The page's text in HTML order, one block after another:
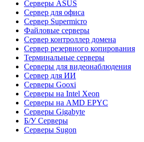
Серверы ASUS
Сервер для офиса
Сервер Supermicro
Файловые серверы
Сервер контроллер домена
Сервер резервного копирования
Терминальные серверы
Серверы для видеонаблюдения
Сервер для ИИ
Серверы Gooxi
Серверы на Intel Xeon
Серверы на AMD EPYC
Серверы Gigabyte
Б/У Серверы
Серверы Sugon